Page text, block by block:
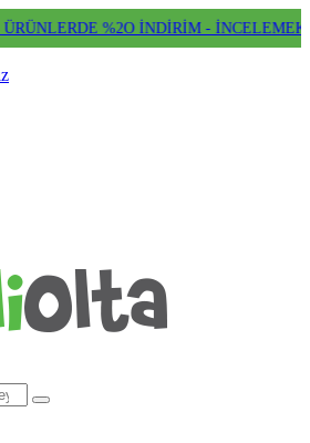
%2O İNDİRİM - İNCELEMEK İÇİN